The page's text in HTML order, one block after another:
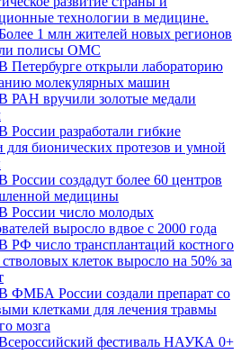
технологии в медицине.
1 млн жителей новых регионов
полисы ОМС
открыли лабораторию
молекулярных машин
РАН вручили золотые медали
разработали гибкие
для бионических протезов и умной
создадут более 60 центров
медицины
России число молодых
выросло вдвое с 2000 года
число трансплантаций костного
клеток выросло на 50% за
ФМБА России создали препарат со
клетками для лечения травмы
мозга
фестиваль НАУКА 0+